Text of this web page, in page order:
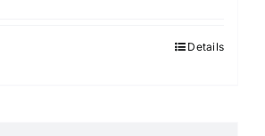
Details